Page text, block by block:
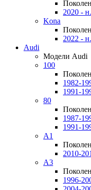
2020 -
Kona
2022 -
Audi
Модели Audi
100
1982-
1991-
80
1987-
1991-
A1
2010-
A3
1996-